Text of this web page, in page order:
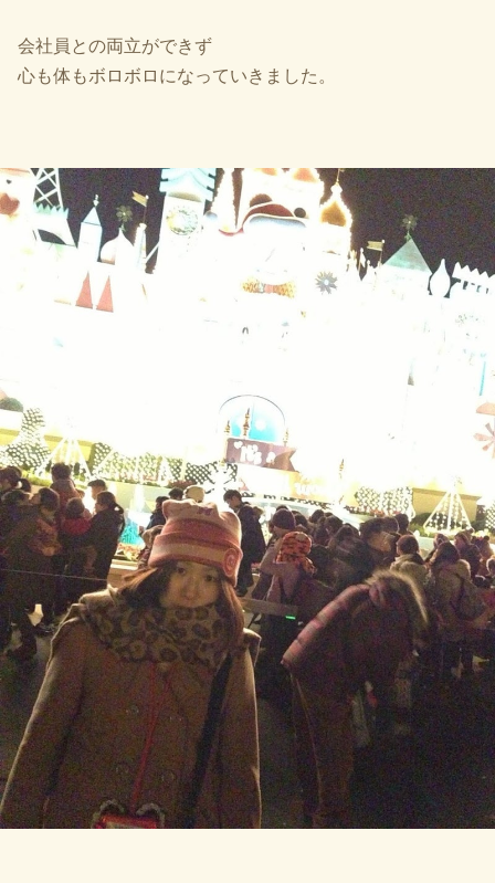
会社員との両立ができず
心も体もボロボロになっていきました。